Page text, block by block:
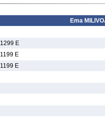
Ema
1299 E
1199 E
1199 E